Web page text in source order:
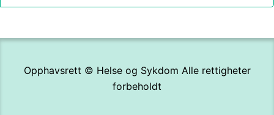
Opphavsrett © Helse og Sykdom Alle rettigheter
forbeholdt